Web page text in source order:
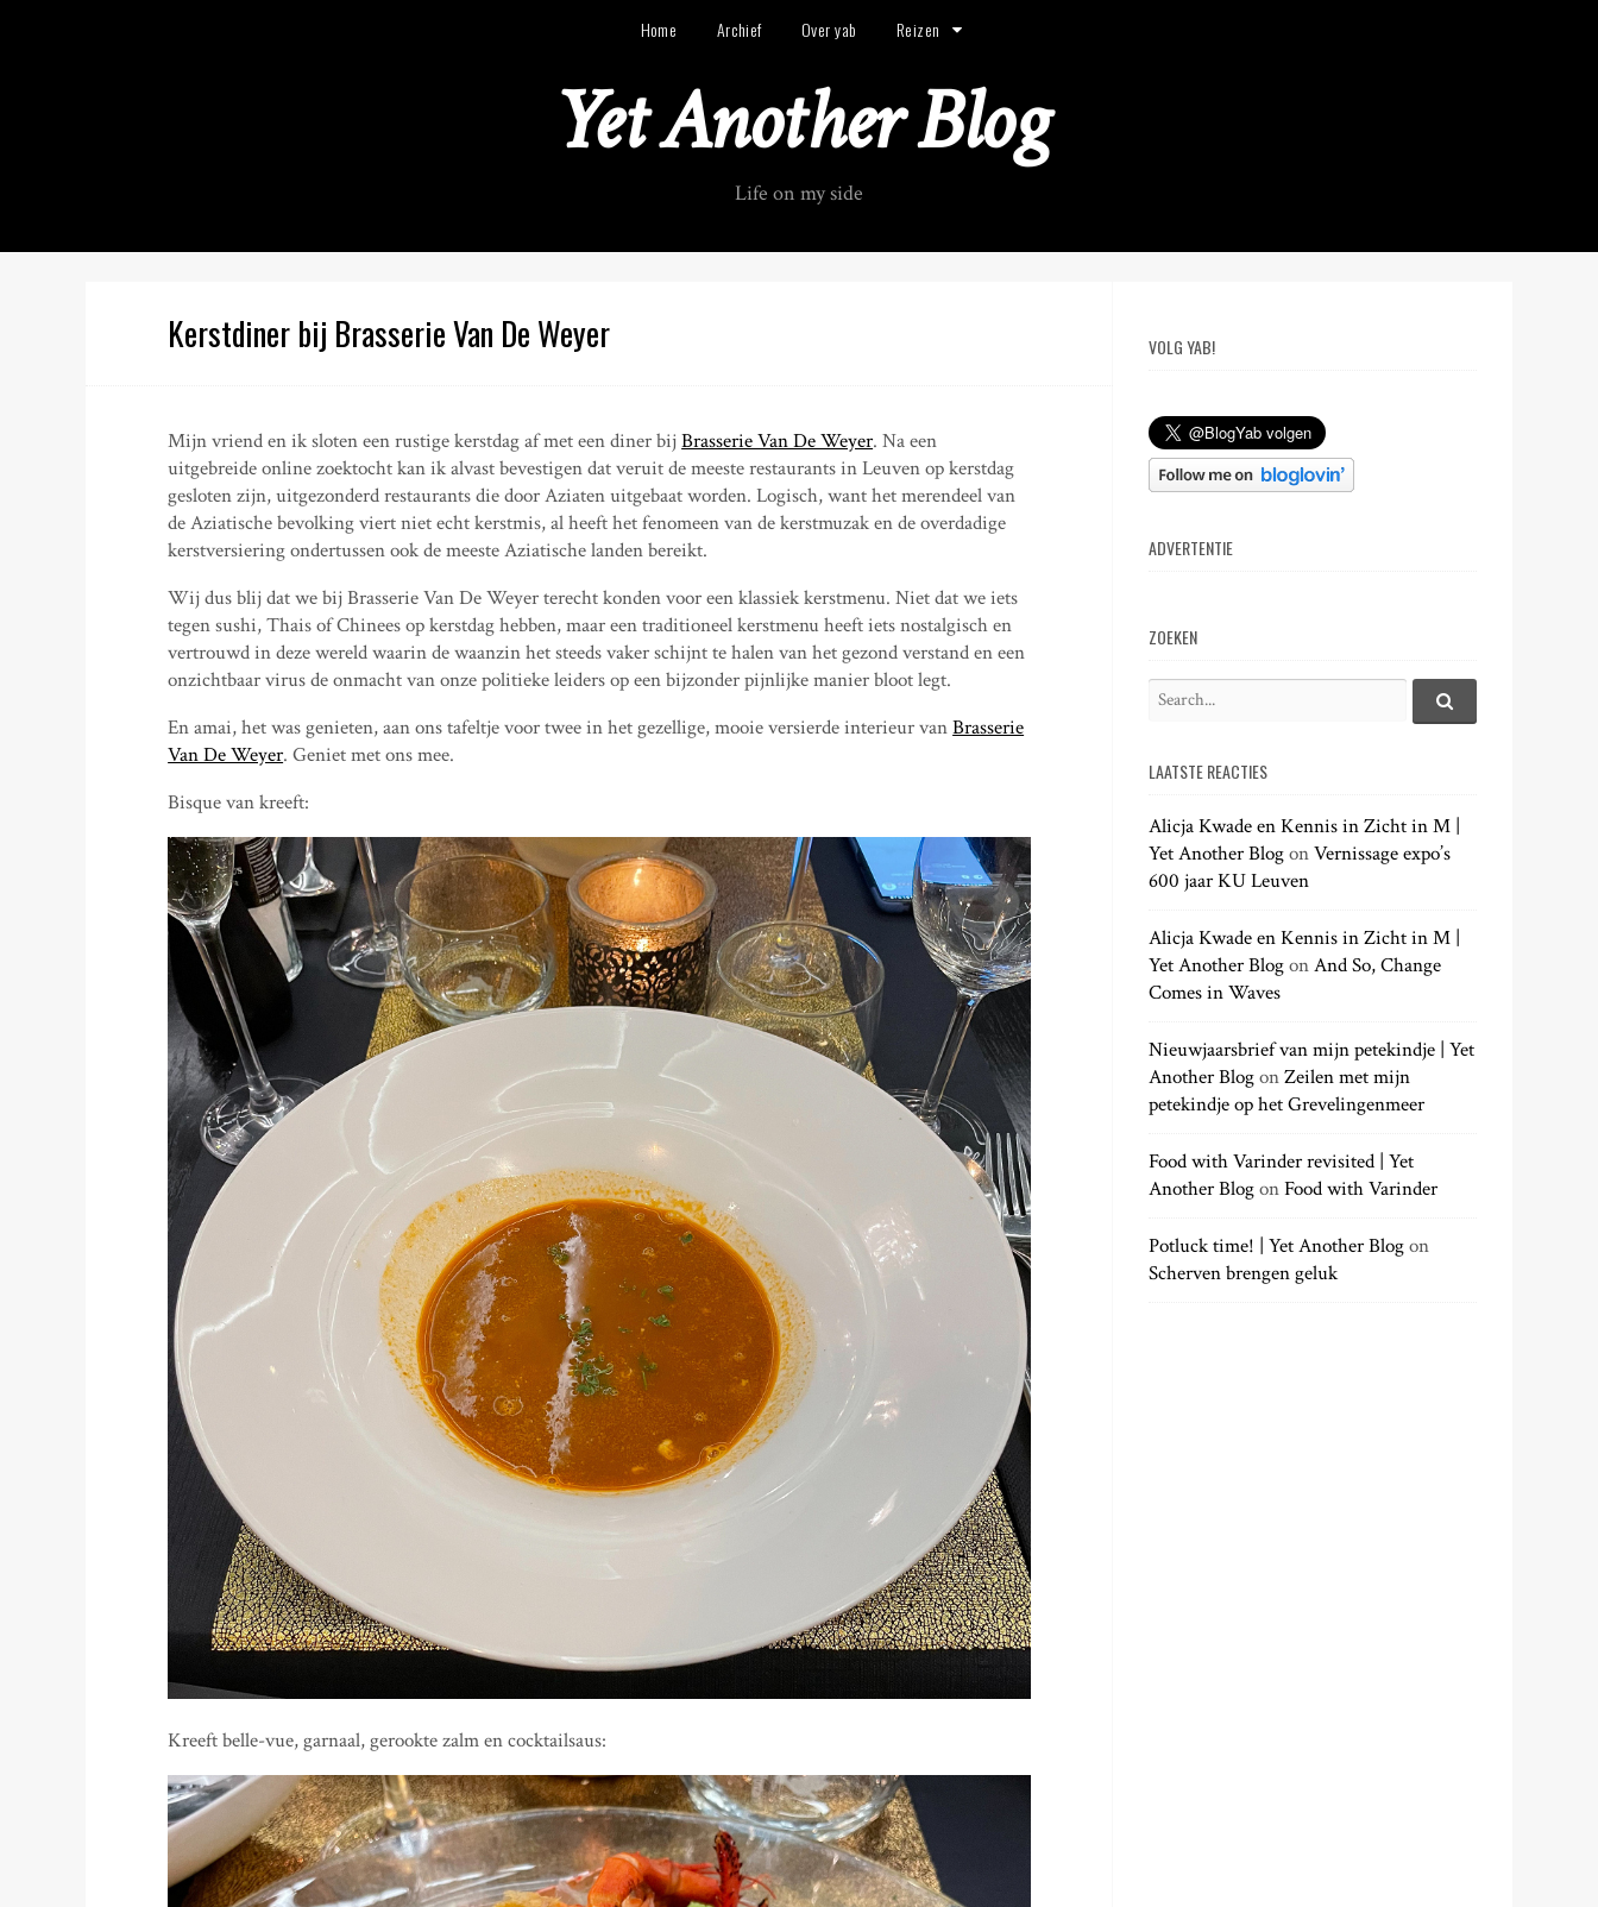
t
Home Archief Over yab Reizen
Yet Another Blog
Life on my side
Kerstdiner bij Brasserie Van De Weyer
Mijn vriend en ik sloten een rustige kerstdag af met een diner bijBrasserie Van De Weyer. Na een
uitgebreide online zoektocht kan ik alvast bevestigen dat veruit de meeste restaurants in Leuven op kerstdag
gesloten zijn, uitgezonderd restaurants die door Aziaten uitgebaat worden. Logisch, want het merendeel van
de Aziatische bevolking viert niet echt kerstmis, al heeft het fenomeen van de kerstmuzak en de overdadige
kerstversiering ondertussen ook de meeste Aziatische landen bereikt.
Wij dus blij dat we bij Brasserie Van De Weyer terecht konden voor een klassiek kerstmenu. Niet dat we iets
tegen sushi, Thais of Chinees op kerstdag hebben, maar een traditioneel kerstmenu heeft iets nostalgisch en
vertrouwd in deze wereld waarin de waanzin het steeds vaker schijnt te halen van het gezond verstand en een
onzichtbaar virus de onmacht van onze politieke leiders op een bijzonder pijnlijke manier bloot legt.
En amai, het was genieten, aan ons tafeltje voor twee in het gezellige, mooie versierde interieur vanBrasserie
Van De Weyer. Geniet met ons mee.
Bisque van kreeft:
Kreeft belle-vue, garnaal, gerookte zalm en cocktailsaus:
VOLG YAB!
ADVERTENTIE
ZOEKEN
r
h
f
o
:
S
h
.
LAATSTE REACTIES
Alicja Kwade en Kennis in Zicht in M |
Yet Another BlogonVernissage expo’s
600 jaar KU Leuven
Alicja Kwade en Kennis in Zicht in M |
Yet Another BlogonAnd So, Change
Comes in Waves
Nieuwjaarsbrief van mijn petekindje | Yet
Another BlogonZeilen met mijn
petekindje op het Grevelingenmeer
Food with Varinder revisited | Yet
Another BlogonFood with Varinder
Potluck time! | Yet Another Blogon
Scherven brengen geluk